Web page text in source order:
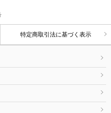
特定商取引法に基づく表示